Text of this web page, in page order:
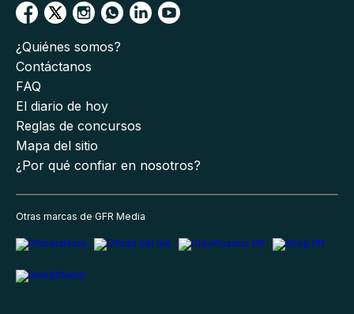
¿Quiénes somos?
Contáctanos
FAQ
El diario de hoy
Reglas de concursos
Mapa del sitio
¿Por qué confiar en nosotros?
Otras marcas de GFR Media